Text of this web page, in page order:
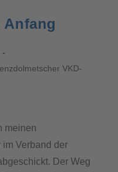
Anfang
VKD-
meinen
Verband der
Der Weg